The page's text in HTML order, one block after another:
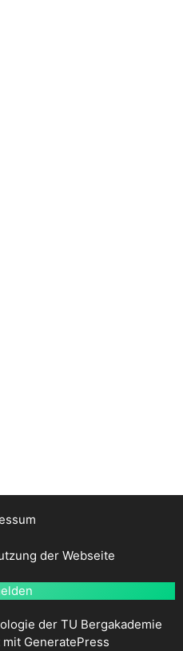
der Webseite
der TU Bergakademie
mit GeneratePress